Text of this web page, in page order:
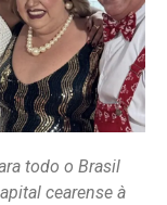
todo o Brasil
cearense à